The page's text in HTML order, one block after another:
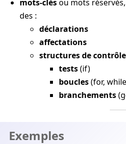
mots-clésou mots
des :
déclarations
affectations
structures de
tests(if)
boucles(for,
branchements
Exemples